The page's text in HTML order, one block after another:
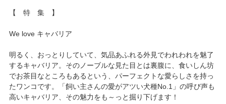
【 特 集 】
We love キャバリア
明るく、おっとりしていて、気品あふれる外見でわれわれを魅了
するキャバリア。そのノーブルな見た目とは裏腹に、食いしん坊
でお茶目なところもあるという、パーフェクトな愛らしさを持っ
たワンコです。「飼い主さんの愛がアツい犬種No.1」の呼び声も
高いキャバリア、その魅力をも～っと掘り下げます！